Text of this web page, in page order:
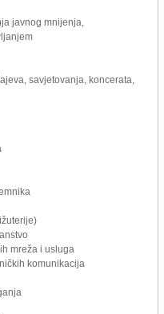
javnog mnijenja,
savjetovanja, koncerata,
mreža i usluga
komunikacija